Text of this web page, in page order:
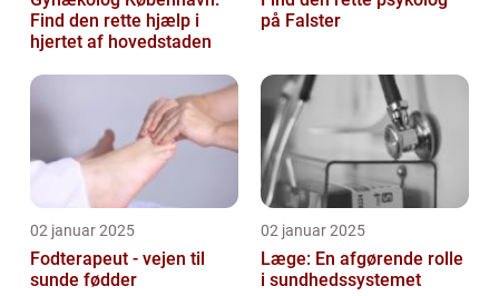
Find den rette hjælp i
hjertet af hovedstaden
på Falster
02 januar 2025
Fodterapeut - vejen til
sunde fødder
02 januar 2025
Læge: En afgørende rolle
i sundhedssystemet